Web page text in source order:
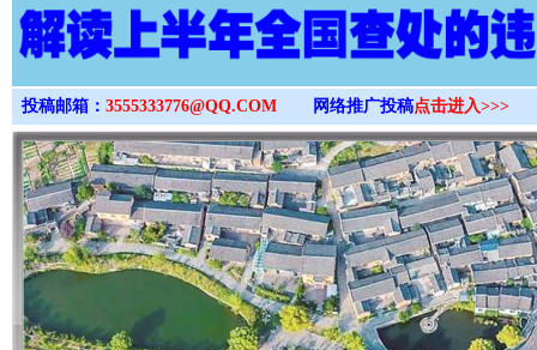
投稿邮箱： 3555333776@QQ.COM 网络推广投稿点击进入>>>